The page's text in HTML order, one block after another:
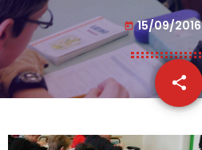
today 15/09/2016
share
email